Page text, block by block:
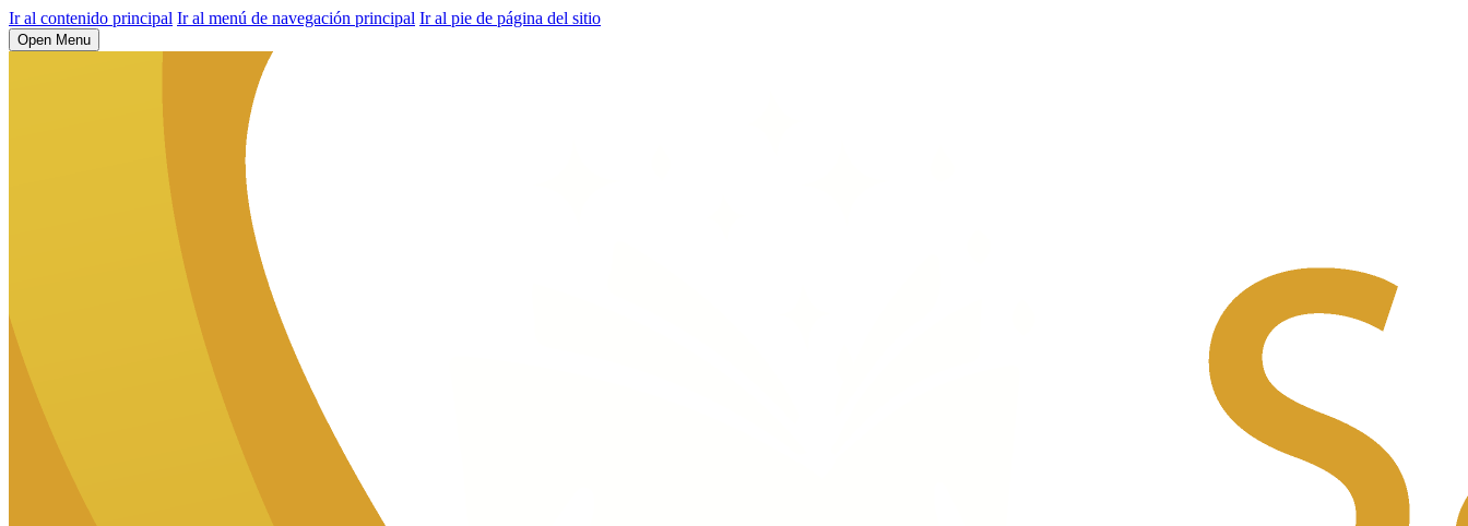
Ir al contenido principal Ir al menú de navegación principal Ir al pie de página del sitio
Open Menu